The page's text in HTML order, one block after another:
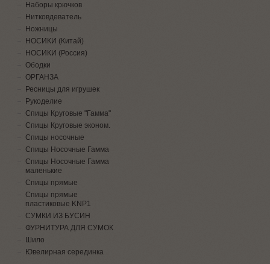
Наборы крючков
Нитковдеватель
Ножницы
НОСИКИ (Китай)
НОСИКИ (Россия)
Ободки
ОРГАНЗА
Ресницы для игрушек
Рукоделие
Спицы Круговые "Гамма"
Спицы Круговые эконом.
Спицы носочные
Спицы Носочные Гамма
Спицы Носочные Гамма
маленькие
Спицы прямые
Спицы прямые
пластиковые KNP1
СУМКИ ИЗ БУСИН
ФУРНИТУРА ДЛЯ СУМОК
Шило
Ювелирная серединка